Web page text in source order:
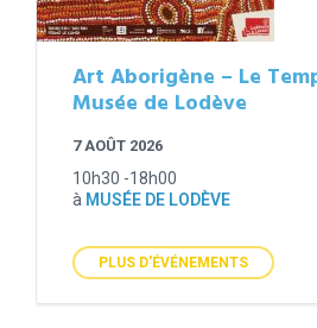
Art Aborigène – Le
Musée de Lodève
7 AOÛT 2026
10h30 -18h00
à MUSÉE DE LODÈVE
PLUS D'ÉVÉNEMENTS